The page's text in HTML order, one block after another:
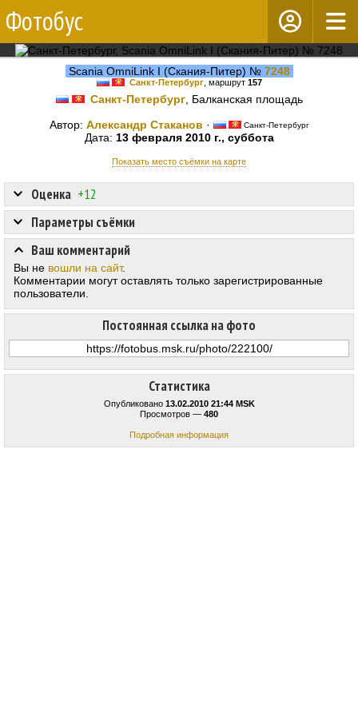
Фотобус
Scania OmniLink I (Скания-Питер) № 7248
Санкт-Петербург, маршрут 157
Санкт-Петербург, Балканская площадь
Автор: Александр Стаканов · Санкт-Петербург
Дата: 13 февраля 2010 г., суббота
Показать место съёмки на карте
Статистика
Опубликовано 13.02.2010 21:44 MSK
Просмотров — 480
Подробная информация
Оценка +12
Постоянная ссылка на фото
Параметры съёмки
Ваш комментарий
Вы не вошли на сайт.
Комментарии могут оставлять только зарегистрированные
пользователи.